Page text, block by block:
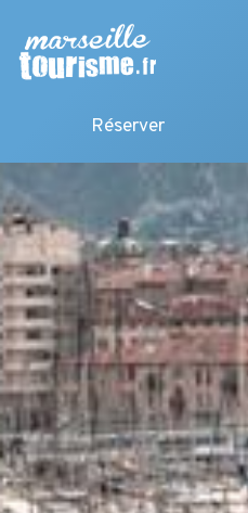
Réserver